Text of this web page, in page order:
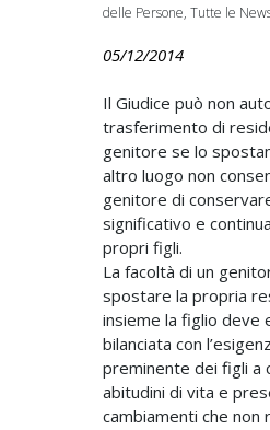
delle Persone, Tutte le
05/12/2014
Il Giudice può non
trasferimento di
genitore se lo
altro luogo non
genitore di
significativo e
propri figli.
La facoltà di un
spostare la propria
insieme la figlio deve
bilanciata con
preminente dei figli a
abitudini di vita e
cambiamenti che non